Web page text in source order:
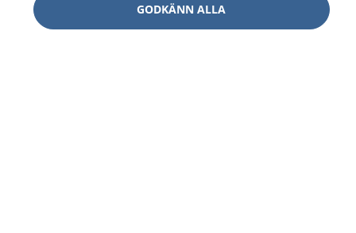
GODKÄNN ALLA